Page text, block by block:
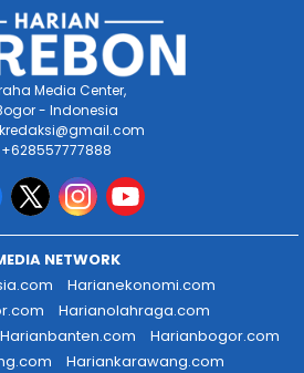
Media Center,
- Indonesia
+628557777888
NETWORK
Harianekonomi.com
Harianolahraga.com
Harianbanten.com
Harianbogor.com
Hariankarawang.com